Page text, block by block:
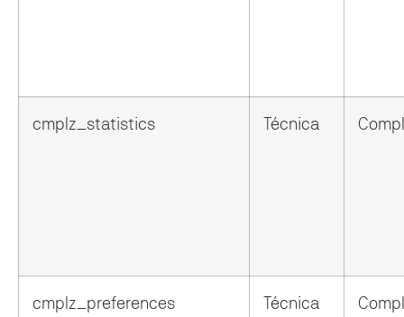
cmplz_statistics Técnica
cmplz_preferences Técnica